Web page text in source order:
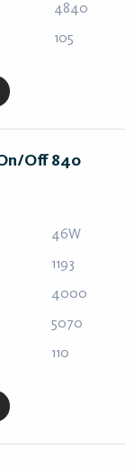
4840
105
On/Off 840
46W
1193
4000
5070
110